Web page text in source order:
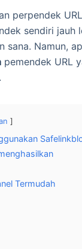
perpendek
sendiri
sana. Namun,
pemendek URL
Termudah